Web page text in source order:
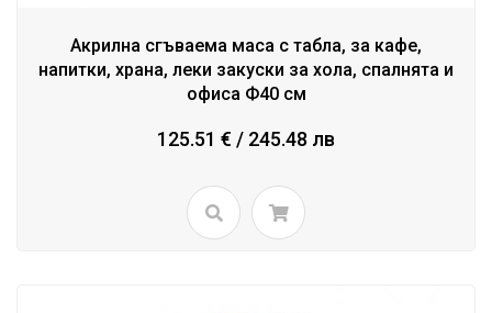
Акрилна сгъваема маса с табла, за кафе,
напитки, храна, леки закуски за хола, спалнята и
офиса Ф40 см
125.51 € / 245.48 лв